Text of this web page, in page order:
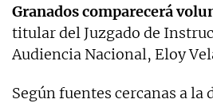
Granados comparecerá
titular del Juzgado de
Audiencia Nacional, Eloy
Según fuentes cercanas a la